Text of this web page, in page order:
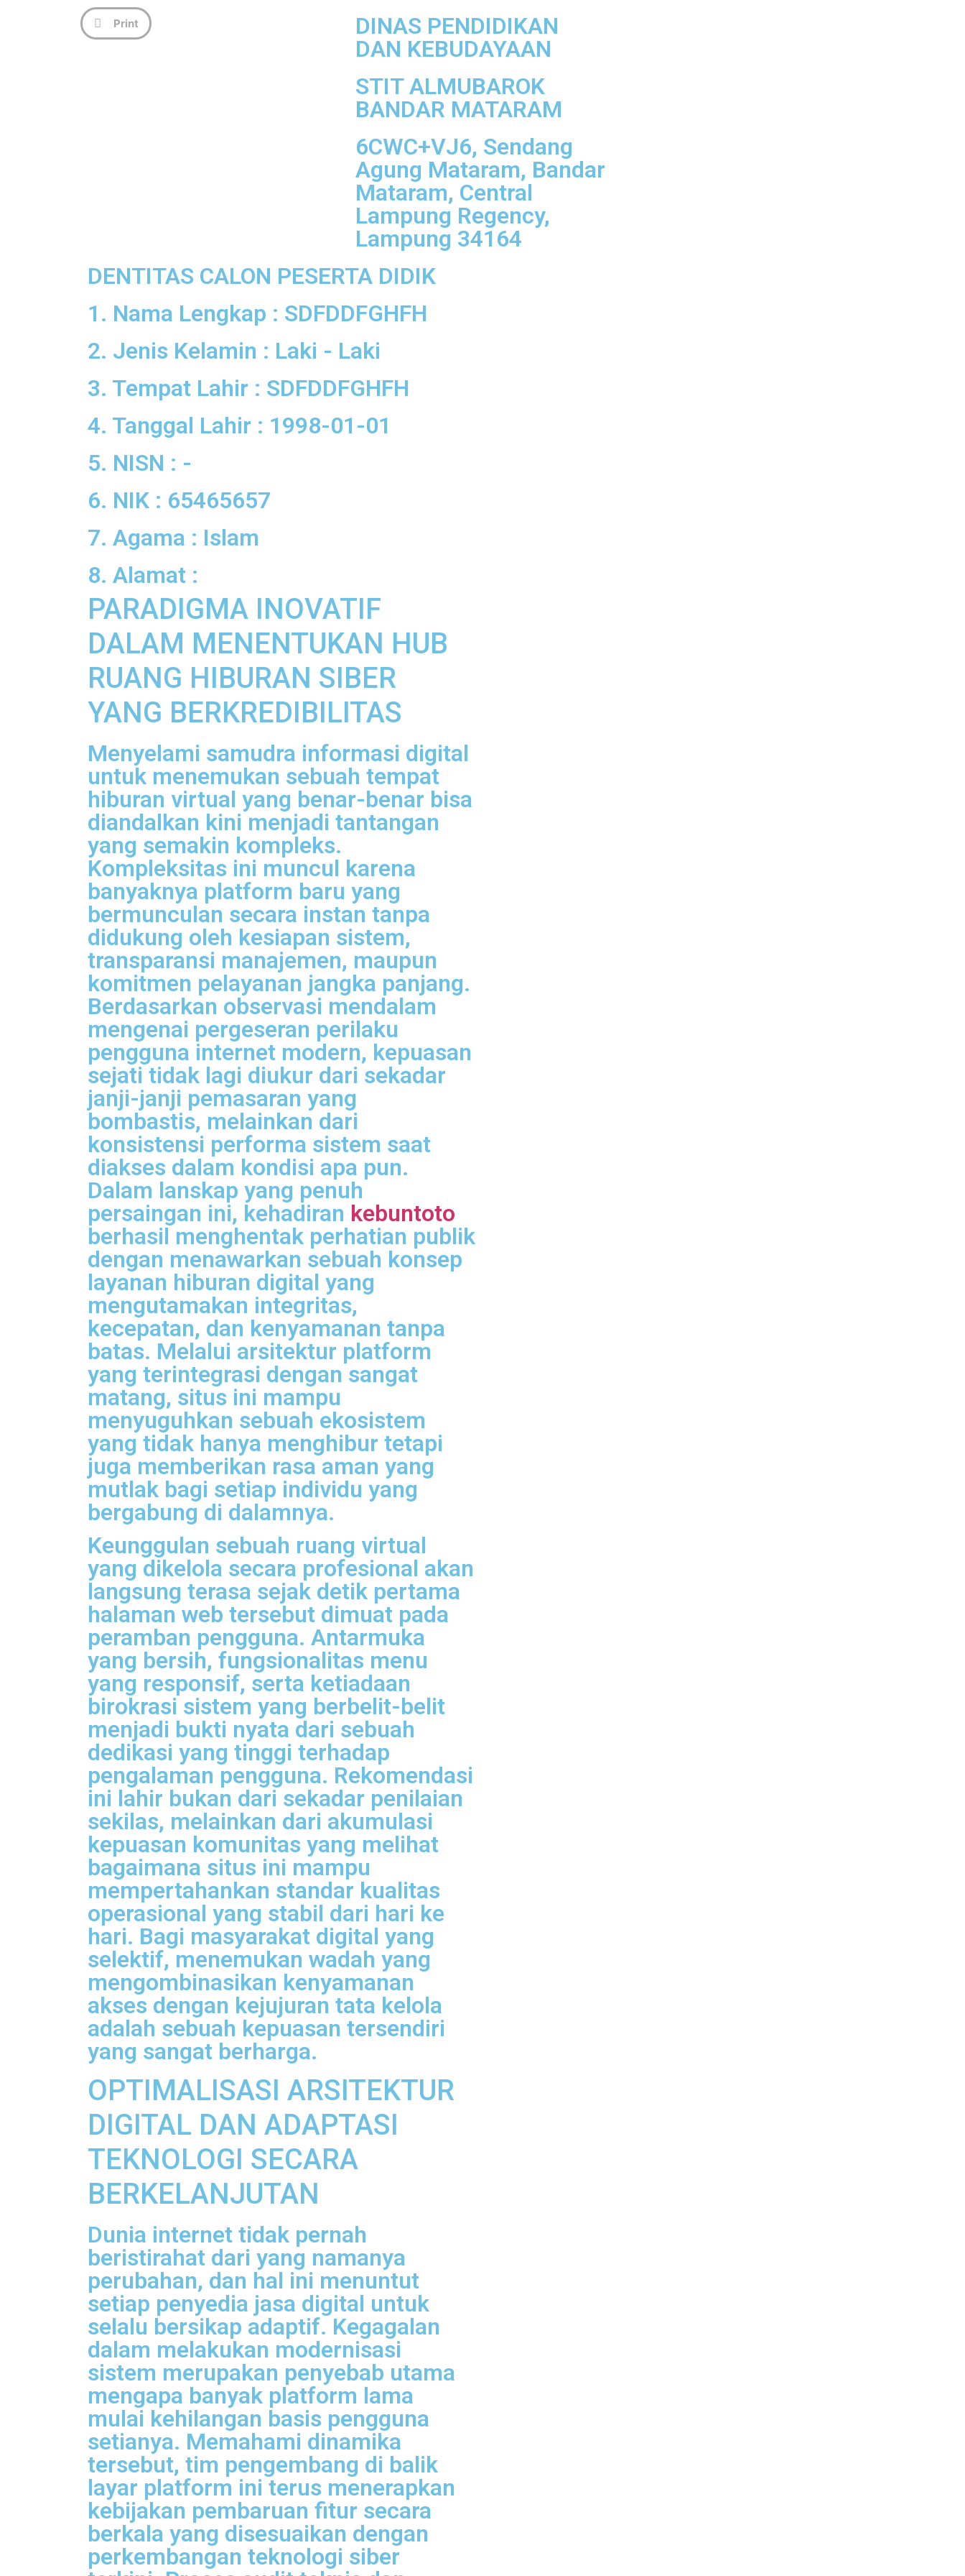
DINAS PENDIDIKAN
DAN KEBUDAYAAN
STIT ALMUBAROK
BANDAR MATARAM
6CWC+VJ6, Sendang
Agung Mataram, Bandar
Mataram, Central
Lampung Regency,
Lampung 34164
DENTITAS CALON PESERTA DIDIK
1. Nama Lengkap : SDFDDFGHFH
2. Jenis Kelamin : Laki - Laki
3. Tempat Lahir : SDFDDFGHFH
4. Tanggal Lahir : 1998-01-01
5. NISN : -
6. NIK : 65465657
7. Agama : Islam
8. Alamat :
PARADIGMA INOVATIF
DALAM MENENTUKAN HUB
RUANG HIBURAN SIBER
YANG BERKREDIBILITAS
Menyelami samudra informasi digital
untuk menemukan sebuah tempat
hiburan virtual yang benar-benar bisa
diandalkan kini menjadi tantangan
yang semakin kompleks.
Kompleksitas ini muncul karena
banyaknya platform baru yang
bermunculan secara instan tanpa
didukung oleh kesiapan sistem,
transparansi manajemen, maupun
komitmen pelayanan jangka panjang.
Berdasarkan observasi mendalam
mengenai pergeseran perilaku
pengguna internet modern, kepuasan
sejati tidak lagi diukur dari sekadar
janji-janji pemasaran yang
bombastis, melainkan dari
konsistensi performa sistem saat
diakses dalam kondisi apa pun.
Dalam lanskap yang penuh
persaingan ini, kehadiran kebuntoto
berhasil menghentak perhatian publik
dengan menawarkan sebuah konsep
layanan hiburan digital yang
mengutamakan integritas,
kecepatan, dan kenyamanan tanpa
batas. Melalui arsitektur platform
yang terintegrasi dengan sangat
matang, situs ini mampu
menyuguhkan sebuah ekosistem
yang tidak hanya menghibur tetapi
juga memberikan rasa aman yang
mutlak bagi setiap individu yang
bergabung di dalamnya.
Keunggulan sebuah ruang virtual
yang dikelola secara profesional akan
langsung terasa sejak detik pertama
halaman web tersebut dimuat pada
peramban pengguna. Antarmuka
yang bersih, fungsionalitas menu
yang responsif, serta ketiadaan
birokrasi sistem yang berbelit-belit
menjadi bukti nyata dari sebuah
dedikasi yang tinggi terhadap
pengalaman pengguna. Rekomendasi
ini lahir bukan dari sekadar penilaian
sekilas, melainkan dari akumulasi
kepuasan komunitas yang melihat
bagaimana situs ini mampu
mempertahankan standar kualitas
operasional yang stabil dari hari ke
hari. Bagi masyarakat digital yang
selektif, menemukan wadah yang
mengombinasikan kenyamanan
akses dengan kejujuran tata kelola
adalah sebuah kepuasan tersendiri
yang sangat berharga.
OPTIMALISASI ARSITEKTUR
DIGITAL DAN ADAPTASI
TEKNOLOGI SECARA
BERKELANJUTAN
Dunia internet tidak pernah
beristirahat dari yang namanya
perubahan, dan hal ini menuntut
setiap penyedia jasa digital untuk
selalu bersikap adaptif. Kegagalan
dalam melakukan modernisasi
sistem merupakan penyebab utama
mengapa banyak platform lama
mulai kehilangan basis pengguna
setianya. Memahami dinamika
tersebut, tim pengembang di balik
layar platform ini terus menerapkan
kebijakan pembaruan fitur secara
berkala yang disesuaikan dengan
perkembangan teknologi siber
Print